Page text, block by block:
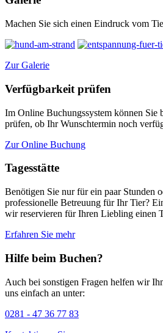
Machen Sie sich einen Eindruck vom
Zur Galerie
Verfügbarkeit prüfen
Im Online Buchungssystem können Sie
prüfen, ob Ihr Wunschtermin noch
Zur Online Buchung
Tagesstätte
Benötigen Sie nur für ein paar Stunden
professionelle Betreuung für Ihr Tier?
wir reservieren für Ihren Liebling einen
Erfahren Sie mehr
Hilfe beim Buchen?
Auch bei sonstigen Fragen helfen wir
uns einfach an unter:
0281 - 47 36 77 83